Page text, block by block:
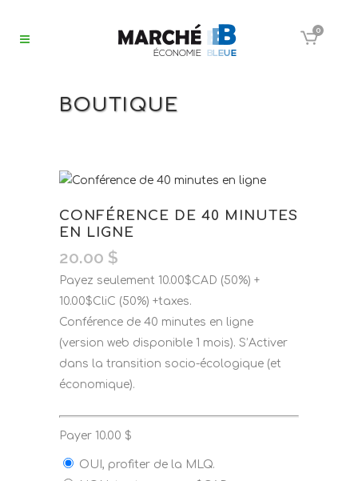
0
BOUTIQUE
CONFÉRENCE DE 40 MINUTES
EN LIGNE
20.00 $
Payez seulement 10.00$CAD (50%) +
10.00$CliC (50%) +taxes.
Conférence de 40 minutes en ligne
(version web disponible 1 mois). S’Activer
dans la transition socio-écologique (et
économique).
Payer 10.00 $
OUI, profiter de la MLQ.